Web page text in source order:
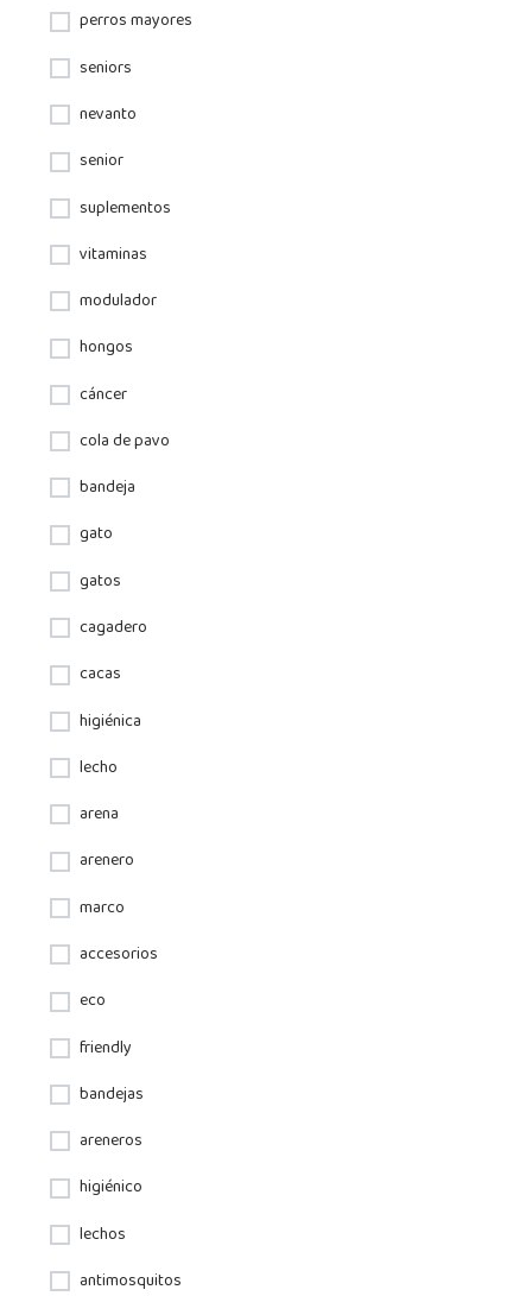
perros mayores
seniors
nevanto
senior
suplementos
vitaminas
modulador
hongos
cáncer
cola de pavo
bandeja
gato
gatos
cagadero
cacas
higiénica
lecho
arena
arenero
marco
accesorios
eco
friendly
bandejas
areneros
higiénico
lechos
antimosquitos